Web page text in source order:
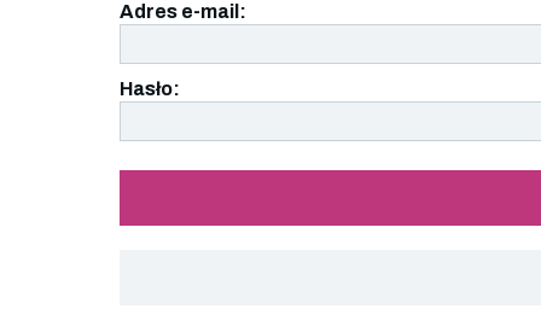
Adres e-mail:
Hasło: